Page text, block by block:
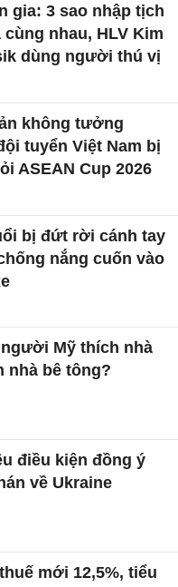
gia: 3 sao nhập tịch
cùng nhau, HLV Kim
dùng người thú vị
không tưởng
tuyển Việt Nam bị
ASEAN Cup 2026
bị đứt rời cánh tay
nắng cuốn vào
Mỹ thích nhà
nhà bê tông?
điều kiện đồng ý
về Ukraine
mới 12,5%, tiểu